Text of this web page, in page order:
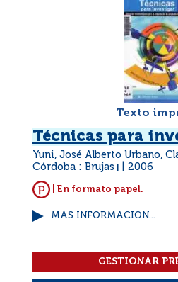
Texto
Técnicas para
Yuni, José Alberto Urbano,
Córdoba : Brujas 2006
| En formato papel.
MÁS INFORMACIÓN...